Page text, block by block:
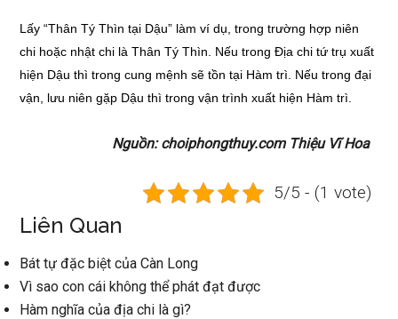
Lấy “Thân Tý Thìn tại Dậu” làm ví dụ, trong trường hợp niên
chi hoặc nhật chi là Thân Tý Thìn. Nếu trong Địa chi tứ trụ xuất
hiện Dậu thì trong cung mệnh sẽ tồn tại Hàm trì. Nếu trong đại
vận, lưu niên gặp Dậu thì trong vận trình xuất hiện Hàm trì.
Nguồn: choiphongthuy.com Thiệu Vĩ Hoa
5/5 - (1 vote)
Liên Quan
Bát tự đặc biệt của Càn Long
Vì sao con cái không thể phát đạt được
Hàm nghĩa của địa chi là gì?